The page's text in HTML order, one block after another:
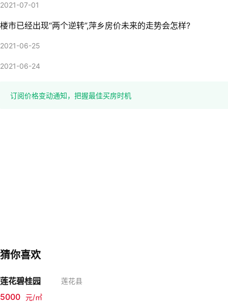
2021-07-01
楼市已经出现“两个逆转”,萍乡房价未来的走势会怎样?
2021-06-25
2021-06-24
订阅价格变动通知，把握最佳买房时机
猜你喜欢
莲花碧桂园 莲花县
5000 元/㎡